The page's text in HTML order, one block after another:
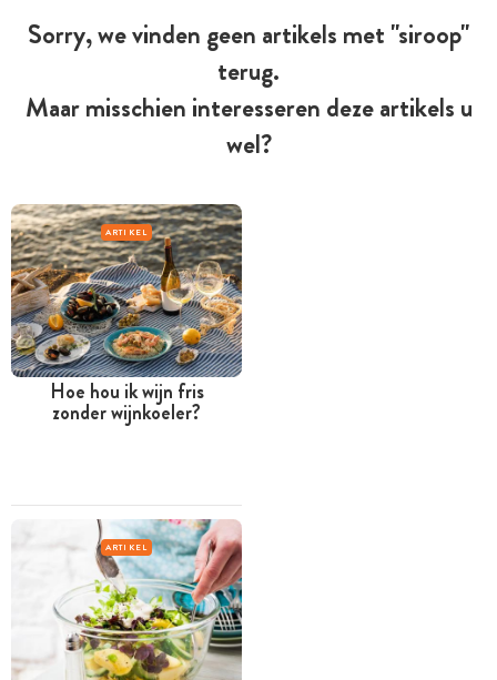
Sorry, we vinden geen artikels met "siroop"
terug.
Maar misschien interesseren deze artikels u
wel?
ARTIKEL
Hoe hou ik wijn fris
zonder wijnkoeler?
ARTIKEL